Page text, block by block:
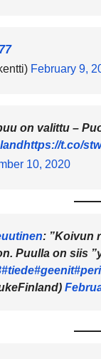
February 9,
on valittu –
https://t.co/
10, 2020
: ”Koivun
Puulla on siis
#tiede#geenit